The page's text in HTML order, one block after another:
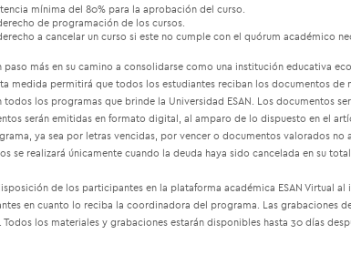
mínima del 80% para la aprobación del curso.
de programación de los cursos.
a cancelar un curso si este no cumple con el quórum académico
paso más en su camino a consolidarse como una institución educativa
medida permitirá que todos los estudiantes reciban los documentos
los programas que brinde la Universidad ESAN. Los documentos
serán emitidas en formato digital, al amparo de lo dispuesto en el
ya sea por letras vencidas, por vencer o documentos valorados
se realizará únicamente cuando la deuda haya sido cancelada en su
de los participantes en la plataforma académica ESAN Virtual
en cuanto lo reciba la coordinadora del programa. Las grabaciones
los materiales y grabaciones estarán disponibles hasta 30 días